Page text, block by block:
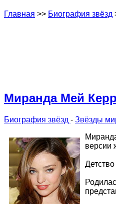
Главная >> Биография звёзд
Миранда Мей
Биография звёзд - Звёзды
версии
Детство